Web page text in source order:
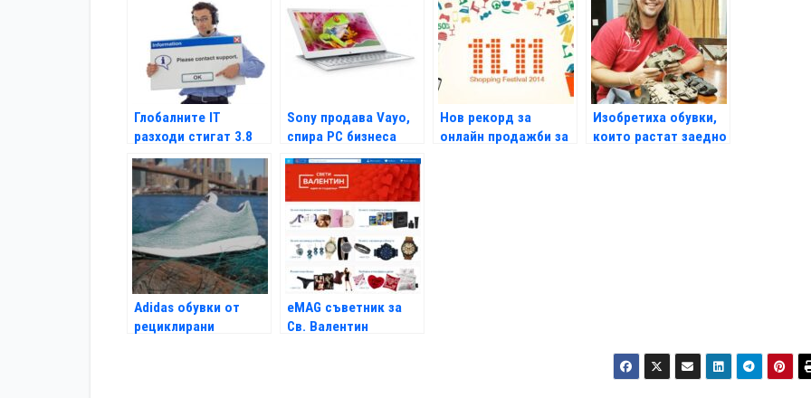
Глобалните IT
разходи стигат 3.8
трилиона долара
Sony продава Vayo,
спира РС бизнеса
Нов рекорд за
онлайн продажби за
Изобретиха обувки,
които растат заедно
Adidas обувки от
рециклирани
eMAG съветник за
Св. Валентин